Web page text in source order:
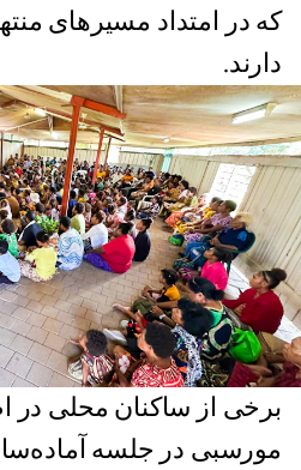
که در امتداد مسیرهای
دارند.
برخی از ساکنان محلی
مورسبی در جلسه‌